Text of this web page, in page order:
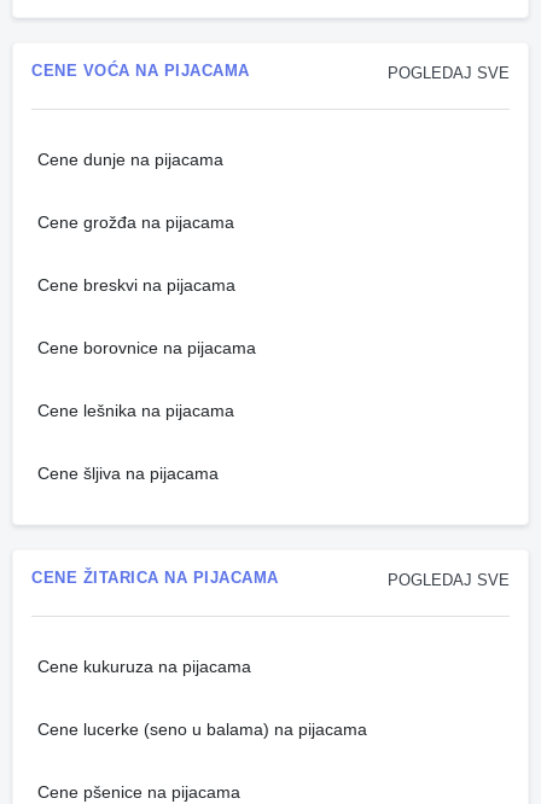
POGLEDAJ SVE
CENE VOĆA NA PIJACAMA
Cene dunje na pijacama
Cene grožđa na pijacama
Cene breskvi na pijacama
Cene borovnice na pijacama
Cene lešnika na pijacama
Cene šljiva na pijacama
POGLEDAJ SVE
CENE ŽITARICA NA PIJACAMA
Cene kukuruza na pijacama
Cene lucerke (seno u balama) na pijacama
Cene pšenice na pijacama